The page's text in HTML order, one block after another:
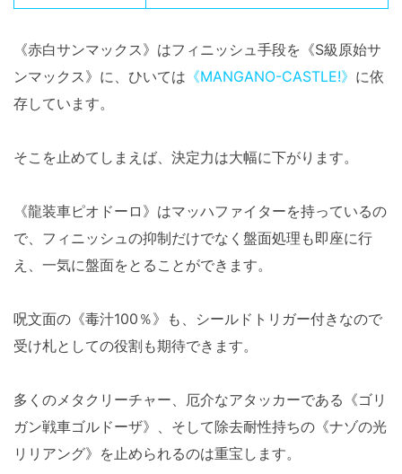
《赤白サンマックス》はフィニッシュ手段を《S級原始サ
ンマックス》に、ひいては 《MANGANO-CASTLE!》 に依
存しています。
そこを止めてしまえば、決定力は大幅に下がります。
《龍装車ピオドーロ》はマッハファイターを持っているの
で、フィニッシュの抑制だけでなく盤面処理も即座に行
え、一気に盤面をとることができます。
呪文面の《毒汁100％》も、シールドトリガー付きなので
受け札としての役割も期待できます。
多くのメタクリーチャー、厄介なアタッカーである《ゴリ
ガン戦車ゴルドーザ》、そして除去耐性持ちの《ナゾの光
リリアング》を止められるのは重宝します。